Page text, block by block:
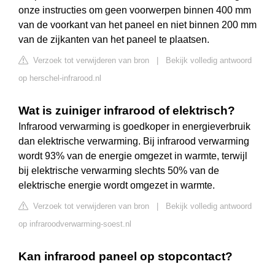
onze instructies om geen voorwerpen binnen 400 mm
van de voorkant van het paneel en niet binnen 200 mm
van de zijkanten van het paneel te plaatsen.
Verzoek tot verwijderen van bron
Bekijk volledig antwoord
op herschel-infrarood.nl
Wat is zuiniger infrarood of elektrisch?
Infrarood verwarming is goedkoper in energieverbruik
dan elektrische verwarming. Bij infrarood verwarming
wordt 93% van de energie omgezet in warmte, terwijl
bij elektrische verwarming slechts 50% van de
elektrische energie wordt omgezet in warmte.
Verzoek tot verwijderen van bron
Bekijk volledig antwoord
op infraroodverwarming-soest.nl
Kan infrarood paneel op stopcontact?